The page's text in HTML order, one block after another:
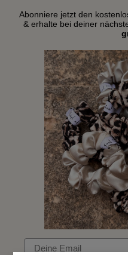
Abonniere jetzt den
& erhalte bei deiner
Email